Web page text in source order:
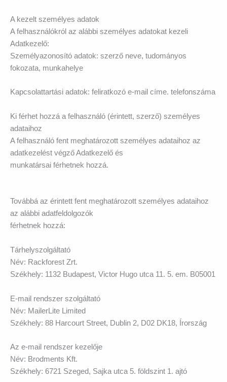
A kezelt személyes adatok
A felhasználókról az alábbi személyes adatokat kezeli
Adatkezelő:
Személyazonosító adatok: szerző neve, tudományos
fokozata, munkahelye
Kapcsolattartási adatok: feliratkozó e-mail címe. telefonszáma
Ki férhet hozzá a felhasználó (érintett, szerző) személyes
adataihoz
A felhasználó fent meghatározott személyes adataihoz az
adatkezelést végző Adatkezelő és
munkatársai férhetnek hozzá.
Továbbá az érintett fent meghatározott személyes adataihoz
az alábbi adatfeldolgozók
férhetnek hozzá:
Tárhelyszolgáltató
Név: Rackforest Zrt.
Székhely: 1132 Budapest, Victor Hugo utca 11. 5. em. B05001
E-mail rendszer szolgáltató
Név: MailerLite Limited
Székhely: 88 Harcourt Street, Dublin 2, D02 DK18, Írország
Az e-mail rendszer kezelője
Név: Brodments Kft.
Székhely: 6721 Szeged, Sajka utca 5. földszint 1. ajtó